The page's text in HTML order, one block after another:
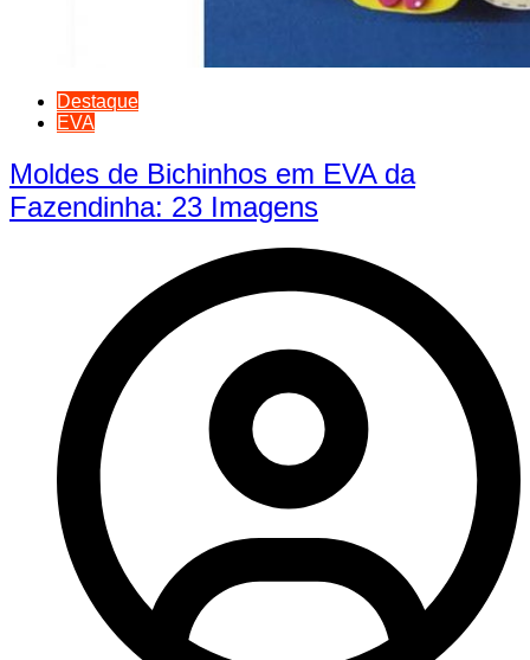
Destaque
EVA
Moldes de Bichinhos em EVA da
Fazendinha: 23 Imagens